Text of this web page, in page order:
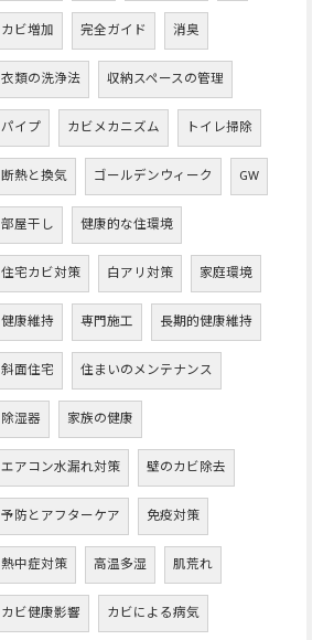
カビ増加 完全ガイド 消臭
衣類の洗浄法 収納スペースの管理
パイプ カビメカニズム トイレ掃除
断熱と換気 ゴールデンウィーク GW
部屋干し 健康的な住環境
住宅カビ対策 白アリ対策 家庭環境
健康維持 専門施工 長期的健康維持
斜面住宅 住まいのメンテナンス
除湿器 家族の健康
エアコン水漏れ対策 壁のカビ除去
予防とアフターケア 免疫対策
熱中症対策 高温多湿 肌荒れ
カビ健康影響 カビによる病気